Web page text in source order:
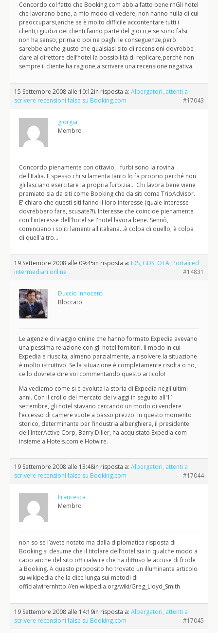
Concordo col fatto che Booking.com abbia fatto bene.rnGli hotel
che lavorano bene, a mio modo di vedere, non hanno nulla di cui
preoccuparsi,anche se è molto difficile accontentare tutti i
clienti,i giudizi dei clienti fanno parte del gioco,e se sono falsi
non ha senso, prima o poi ne paghi le conseguenze,però
sarebbe anche giusto che qualsiasi sito di recensioni dovrebbe
dare al direttore dell’hotel la possibilità di replicare,perchè non
sempre il cliente ha ragione,a scrivere una recensione negativa.
15 Settembre 2008 alle 10:12in risposta a: Albergatori, attenti a
scrivere recensioni false su Booking.com
#17043
giorgia
Membro
Concordo pienamente con ottavio, i furbi sono la rovina
dell'Italia. E spesso chi si lamenta tanto lo fa proprio perché non
gli lasciano esercitare la propria furbizia… Chi lavora bene viene
premiato sia da siti come Booking che da siti come TripAdvisor.
E' chiaro che questi siti fanno il loro interesse (quale interesse
dovrebbero fare, scusate?!). Interesse che coincide pienamente
con l'interesse dell'hotel se l'hotel lavora bene. Sennò,
cominciano i soliti lamenti all'italiana…è colpa di quello, è colpa
di quell'altro…
19 Settembre 2008 alle 09:45in risposta a: IDS, GDS, OTA, Portali ed
intermediari online
#14831
Duccio Innocenti
Bloccato
Le agenzie di viaggio online che hanno formato Expedia avevano
una pessima relazione con gli hotel fornitori. Il modo in cui
Expedia è riuscita, almeno parzialmente, a risolvere la situazione
è molto istruttivo. Se la situazione è completamente risolta o no,
ce lo dovrete dire voi commentando questo articolo!
Ma vediamo come si è evoluta la storia di Expedia negli ultimi
anni. Con il crollo del mercato dei viaggi in seguito all'11
settembre, gli hotel stavano cercando un modo di vendere
l’eccesso di camere vuote a basso prezzo. In questo momento
storico, determinante per l’industria alberghiera, il presidente
dell'InterActive Corp, Barry Diller, ha acquistato Expedia.com
insieme a Hotels.com e Hotwire.
19 Settembre 2008 alle 13:48in risposta a: Albergatori, attenti a
scrivere recensioni false su Booking.com
#17044
Francesca
Membro
non so se l’avete notato ma dalla diplomatica risposta di
Booking si desume che il titolare dell’hotel sia in qualche modo a
capo anche del sito officialwire che ha diffuso le accuse di frode
a Booking. A questo proposito ho trovato un illuminante articolo
su wikipedia che la dice lunga sui metodi di
officialwirernhttp://en.wikipedia.org/wiki/Greg_Lloyd_Smith
19 Settembre 2008 alle 14:19in risposta a: Albergatori, attenti a
scrivere recensioni false su Booking.com
#17045